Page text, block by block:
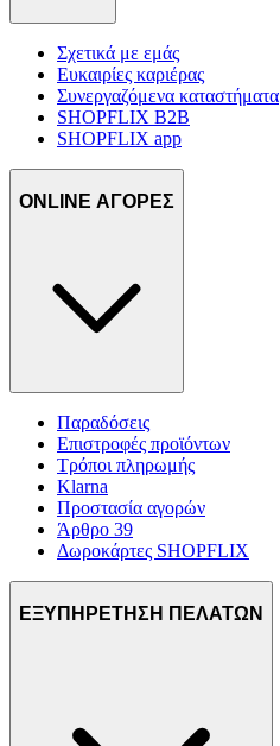
Σχετικά με εμάς
Ευκαιρίες καριέρας
Συνεργαζόμενα καταστήματα
SHOPFLIX B2B
SHOPFLIX app
ONLINE ΑΓΟΡΕΣ
Παραδόσεις
Επιστροφές προϊόντων
Τρόποι πληρωμής
Klarna
Προστασία αγορών
Άρθρο 39
Δωροκάρτες SHOPFLIX
ΕΞΥΠΗΡΕΤΗΣΗ ΠΕΛΑΤΩΝ